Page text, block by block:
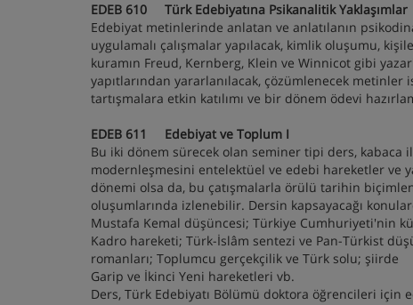
EDEB 610 Türk Edebiyatına Psikanalitik Yaklaşımlar
Edebiyat metinlerinde anlatan ve anlatılanın
uygulamalı çalışmalar yapılacak, kimlik oluşumu,
kuramın Freud, Kernberg, Klein ve Winnicot gibi
yapıtlarından yararlanılacak, çözümlenecek
tartışmalara etkin katılımı ve bir dönem ödevi
EDEB 611 Edebiyat ve Toplum I
Bu iki dönem sürecek olan seminer tipi ders, kabaca
modernleşmesini entelektüel ve edebi hareketler ve
dönemi olsa da, bu çatışmalarla örülü tarihin
oluşumlarında izlenebilir. Dersin kapsayacağı
Mustafa Kemal düşüncesi; Türkiye Cumhuriyeti'nin
Kadro hareketi; Türk-İslâm sentezi ve Pan-Türkist
romanları; Toplumcu gerçekçilik ve Türk solu; şiirde
Garip ve İkinci Yeni hareketleri vb.
Ders, Türk Edebiyatı Bölümü doktora öğrencileri için